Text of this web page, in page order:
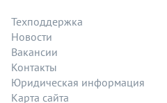
Техподдержка
Новости
Вакансии
Контакты
Юридическая информация
Карта сайта